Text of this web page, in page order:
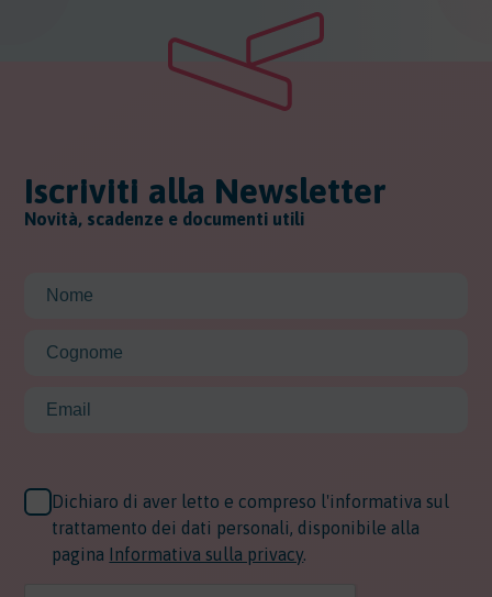
Iscriviti alla Newsletter
Novità, scadenze e documenti utili
Dichiaro di aver letto e compreso l'informativa sul
trattamento dei dati personali, disponibile alla
pagina Informativa sulla privacy.